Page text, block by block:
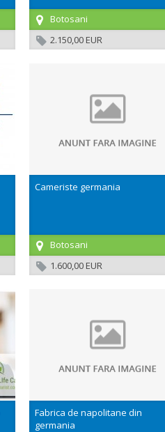
Botosani
2.150,00 EUR
Cameriste germania
Botosani
1.600,00 EUR
Fabrica de napolitane din
germania